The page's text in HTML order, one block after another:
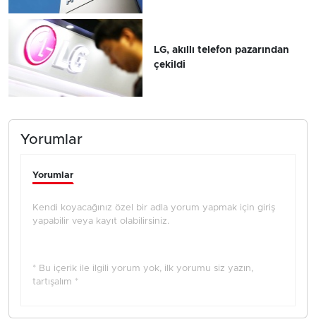
LG, akıllı telefon pazarından
çekildi
Yorumlar
Yorumlar
Kendi koyacağınız özel bir adla yorum yapmak için giriş
yapabilir veya kayıt olabilirsiniz.
* Bu içerik ile ilgili yorum yok, ilk yorumu siz yazın,
tartışalım *